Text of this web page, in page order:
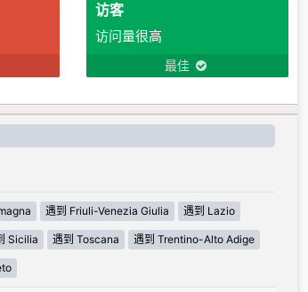
访客
访问量很高
最佳
遇到 Friuli-Venezia Giulia 遇到 Lazio
Sicilia 遇到 Toscana 遇到 Trentino-Alto Adige